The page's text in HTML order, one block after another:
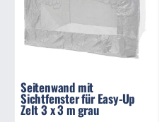
Seitenwand mit
Sichtfenster für Easy-Up
Zelt 3 x 3 m grau